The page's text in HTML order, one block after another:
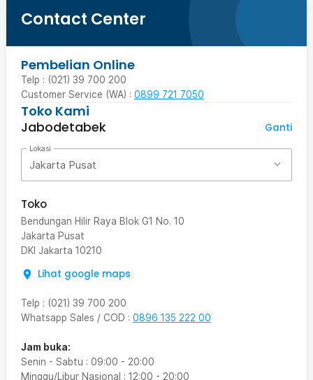
Contact Center
Pembelian Online
Telp : (021) 39 700 200
Customer Service (WA) : 0899 721 7050
Toko Kami
Jabodetabek
Ganti
Lokasi
Jakarta Pusat
Toko
Bendungan Hilir Raya Blok G1 No. 10
Jakarta Pusat
DKI Jakarta 10210
Lihat google maps
Telp : (021) 39 700 200
Whatsapp Sales / COD : 0896 135 222 00
Jam buka:
Senin - Sabtu : 09:00 - 20:00
Minggu/Libur Nasional : 12:00 - 20:00